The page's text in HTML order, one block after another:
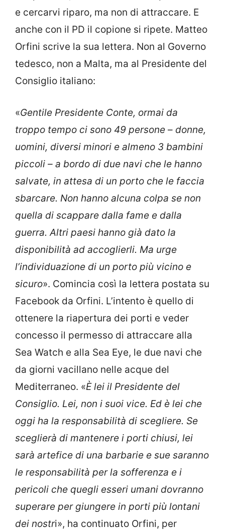
e cercarvi riparo, ma non di attraccare. E
anche con il PD il copione si ripete. Matteo
Orfini scrive la sua lettera. Non al Governo
tedesco, non a Malta, ma al Presidente del
Consiglio italiano:
«Gentile Presidente Conte, ormai da
troppo tempo ci sono 49 persone – donne,
uomini, diversi minori e almeno 3 bambini
piccoli – a bordo di due navi che le hanno
salvate, in attesa di un porto che le faccia
sbarcare. Non hanno alcuna colpa se non
quella di scappare dalla fame e dalla
guerra. Altri paesi hanno già dato la
disponibilità ad accoglierli. Ma urge
l’individuazione di un porto più vicino e
sicuro». Comincia così la lettera postata su
Facebook da Orfini. L’intento è quello di
ottenere la riapertura dei porti e veder
concesso il permesso di attraccare alla
Sea Watch e alla Sea Eye, le due navi che
da giorni vacillano nelle acque del
Mediterraneo. «È lei il Presidente del
Consiglio. Lei, non i suoi vice. Ed è lei che
oggi ha la responsabilità di scegliere. Se
sceglierà di mantenere i porti chiusi, lei
sarà artefice di una barbarie e sue saranno
le responsabilità per la sofferenza e i
pericoli che quegli esseri umani dovranno
superare per giungere in porti più lontani
dei nostri», ha continuato Orfini, per